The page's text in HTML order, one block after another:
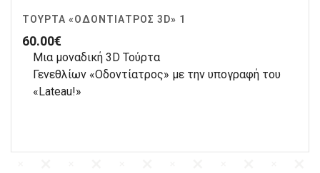
ΤΟΎΡΤΑ «ΟΔΟΝΤΊΑΤΡΟΣ 3D» 1
60.00€
Μια μοναδική 3D Τούρτα
Γενεθλίων «Οδοντίατρος» με την υπογραφή του
«Lateau!»